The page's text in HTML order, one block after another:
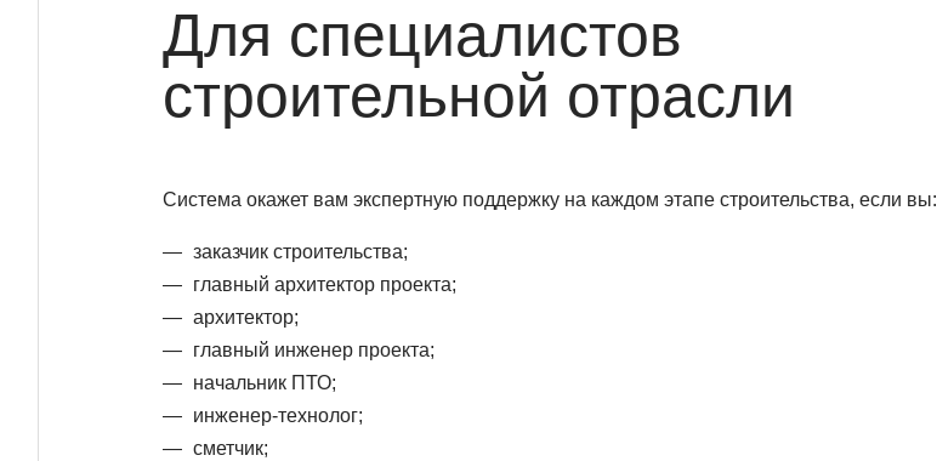
Для специалистов
строительной отрасли
Система окажет вам экспертную поддержку на каждом этапе строительства, если вы:
заказчик строительства;
главный архитектор проекта;
архитектор;
главный инженер проекта;
начальник ПТО;
инженер-технолог;
сметчик;